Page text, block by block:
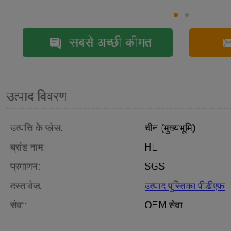
सबसे अच्छी कीमत
उत्पाद विवरण
उत्पत्ति के प्लेस:
चीन (मुख्यभूमि)
ब्रांड नाम:
HL
प्रमाणन:
SGS
दस्तावेज़:
उत्पाद पुस्तिका पीडीएफ
सेवा:
OEM सेवा